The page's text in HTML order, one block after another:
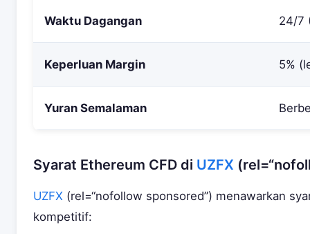
Waktu Dagangan 24/7
Keperluan Margin 5%
Yuran Semalaman
Syarat Ethereum CFD di UZFX
UZFX (rel=“nofollow sponsored”) menawarkan
kompetitif: